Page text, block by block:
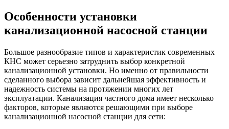
Особенности установки
канализационной насосной станции
Большое разнообразие типов и характеристик современных
КНС может серьезно затруднить выбор конкретной
канализационной установки. Но именно от правильности
сделанного выбора зависит дальнейшая эффективность и
надежность системы на протяжении многих лет
эксплуатации. Канализация частного дома имеет несколько
факторов, которые являются решающими при выборе
канализационной насосной станции для сети: